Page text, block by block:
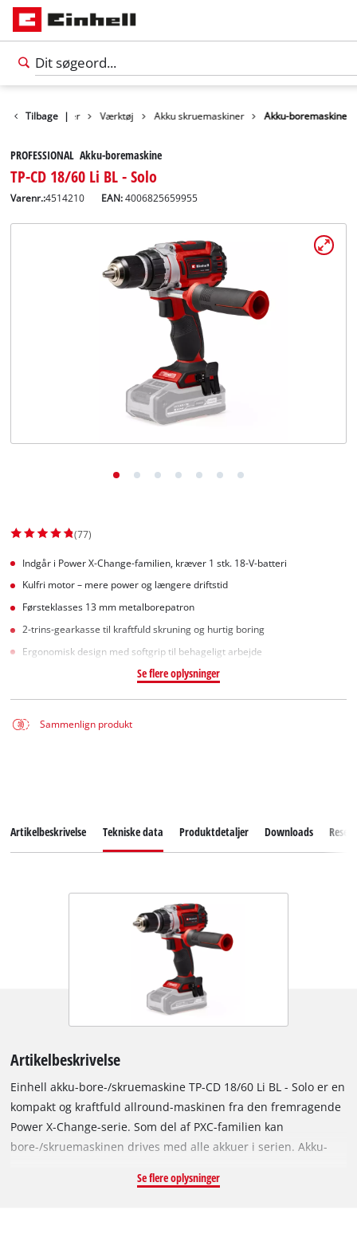
Tilbage |
Produkter Værktøj Akku skruemaskiner Akku-boremaskine
PROFESSIONAL Akku-boremaskine
TP-CD 18/60 Li BL - Solo
Varenr.:4514210 EAN:4006825659955
(77)
Indgår i Power X-Change-familien, kræver 1 stk. 18-V-batteri
Kulfri motor – mere power og længere driftstid
Førsteklasses 13 mm metalborepatron
2-trins-gearkasse til kraftfuld skruning og hurtig boring
Ergonomisk design med softgrip til behageligt arbejde
Se flere oplysninger
Sammenlign produkt
Artikelbeskrivelse Tekniske data Produktdetaljer Downloads
Artikelbeskrivelse
Einhell akku-bore-/skruemaskine TP-CD 18/60 Li BL - Solo er en
kompakt og kraftfuld allround-maskinen fra den fremragende
Power X-Change-serie. Som del af PXC-familien kan
bore-/skruemaskinen drives med alle akkuer i serien. Akku-
med kulfri motor, som leverer mere power og en længere
Se flere oplysninger